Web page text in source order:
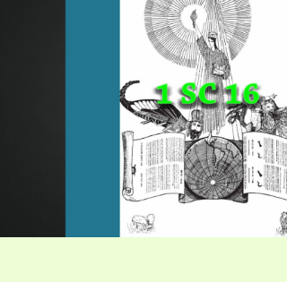
JEZREEL LETTERS, NOS. 1-9
SHEPHERD’S ROD STUDY CHARTS
VIDEO ARCHIVES